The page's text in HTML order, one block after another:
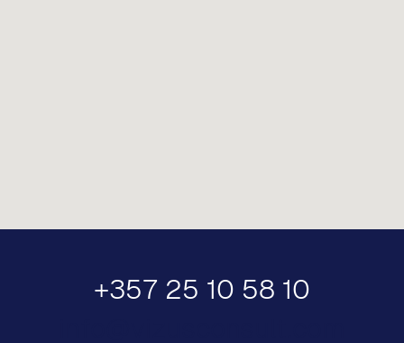
+357 25 10 58 10